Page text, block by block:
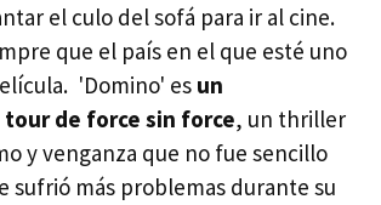
el culo del sofá para ir al cine.
que el país en el que esté uno
'Domino' es un
tour de force sin force, un thriller
y venganza que no fue sencillo
sufrió más problemas durante su